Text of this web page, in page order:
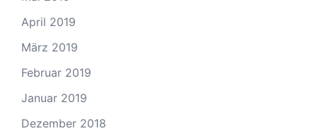
April 2019
März 2019
Februar 2019
Januar 2019
Dezember 2018